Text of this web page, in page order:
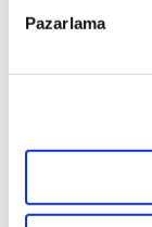
Pazarlama